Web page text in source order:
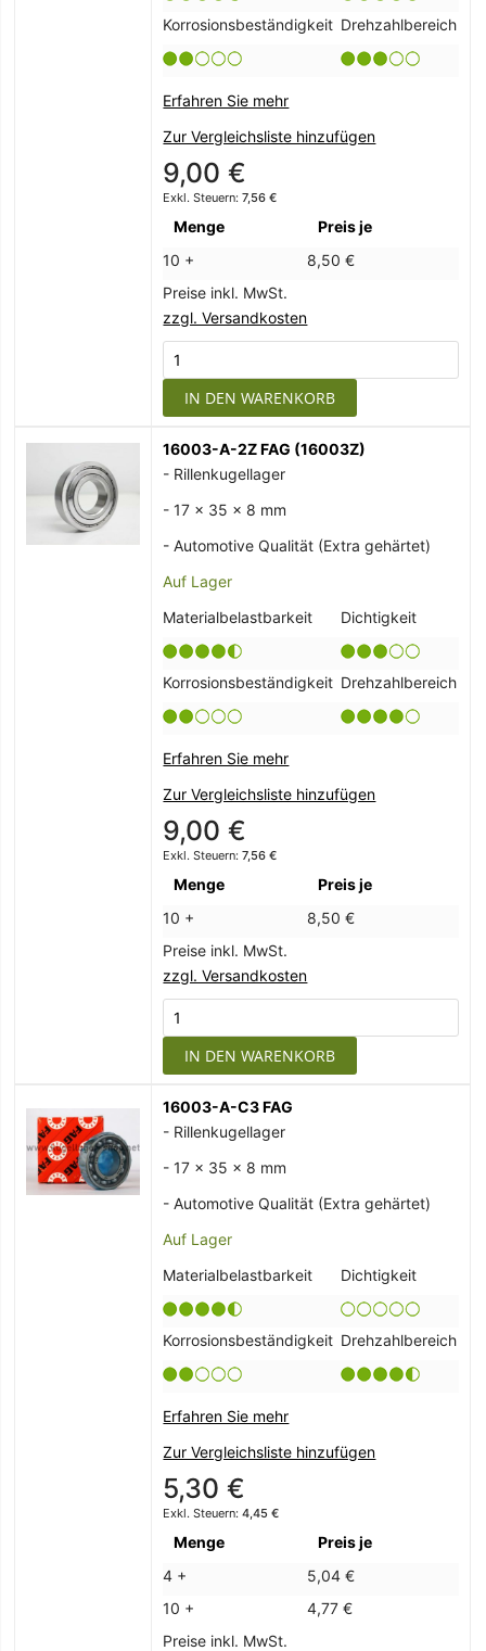
Korrosionsbeständigkeit Drehzahlbereich
Erfahren Sie mehr
Zur Vergleichsliste hinzufügen
9,00 €
7,56 €
Menge
Preis je
10 +
8,50 €
Preise inkl. MwSt.
zzgl. Versandkosten
IN DEN WARENKORB
16003-A-2Z FAG (16003Z)
- Rillenkugellager
- 17 x 35 x 8 mm
- Automotive Qualität (Extra gehärtet)
Auf Lager
Materialbelastbarkeit
Dichtigkeit
Korrosionsbeständigkeit Drehzahlbereich
Erfahren Sie mehr
Zur Vergleichsliste hinzufügen
9,00 €
7,56 €
Menge
Preis je
10 +
8,50 €
Preise inkl. MwSt.
zzgl. Versandkosten
IN DEN WARENKORB
16003-A-C3 FAG
- Rillenkugellager
- 17 x 35 x 8 mm
- Automotive Qualität (Extra gehärtet)
Auf Lager
Materialbelastbarkeit
Dichtigkeit
Korrosionsbeständigkeit Drehzahlbereich
Erfahren Sie mehr
Zur Vergleichsliste hinzufügen
5,30 €
4,45 €
Menge
Preis je
4 +
5,04 €
10 +
4,77 €
Preise inkl. MwSt.